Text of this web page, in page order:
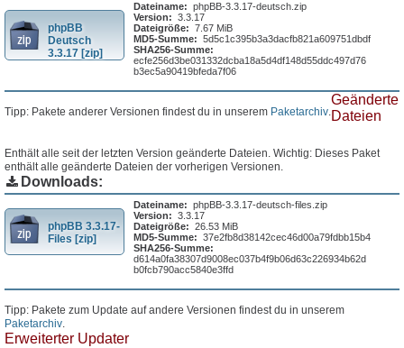
phpBB
Deutsch
3.3.17 [zip]
Dateiname: phpBB-3.3.17-deutsch.zip
Version: 3.3.17
Dateigröße: 7.67 MiB
MD5-Summe: 5d5c1c395b3a3dacfb821a609751dbdf
SHA256-Summe:
ecfe256d3be031332dcba18a5d4df148d55ddc497d76
b3ec5a90419bfeda7f06
Tipp: Pakete anderer Versionen findest du in unserem Paketarchiv.
Geänderte
Dateien
Enthält alle seit der letzten Version geänderte Dateien. Wichtig: Dieses Paket
enthält alle geänderte Dateien der vorherigen Versionen.
Downloads:
phpBB 3.3.17-
Files [zip]
Dateiname: phpBB-3.3.17-deutsch-files.zip
Version: 3.3.17
Dateigröße: 26.53 MiB
MD5-Summe: 37e2fb8d38142cec46d00a79fdbb15b4
SHA256-Summe:
d614a0fa38307d9008ec037b4f9b06d63c226934b62d
b0fcb790acc5840e3ffd
Tipp: Pakete zum Update auf andere Versionen findest du in unserem
Paketarchiv.
Erweiterter Updater